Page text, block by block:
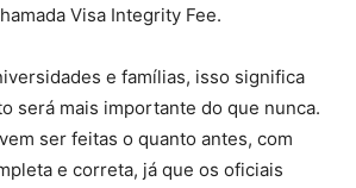
Visa Integrity Fee.
e famílias, isso significa
será mais importante do que nunca.
ser feitas o quanto antes, com
e correta, já que os oficiais